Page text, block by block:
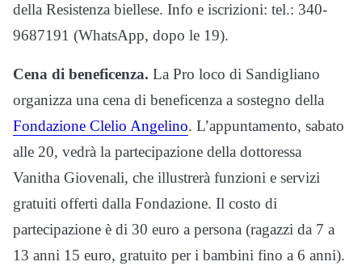
della Resistenza biellese. Info e iscrizioni: tel.: 340-
9687191 (WhatsApp, dopo le 19).
Cena di beneficenza. La Pro loco di Sandigliano
organizza una cena di beneficenza a sostegno della
Fondazione Clelio Angelino. L’appuntamento, sabato
alle 20, vedrà la partecipazione della dottoressa
Vanitha Giovenali, che illustrerà funzioni e servizi
gratuiti offerti dalla Fondazione. Il costo di
partecipazione è di 30 euro a persona (ragazzi da 7 a
13 anni 15 euro, gratuito per i bambini fino a 6 anni).